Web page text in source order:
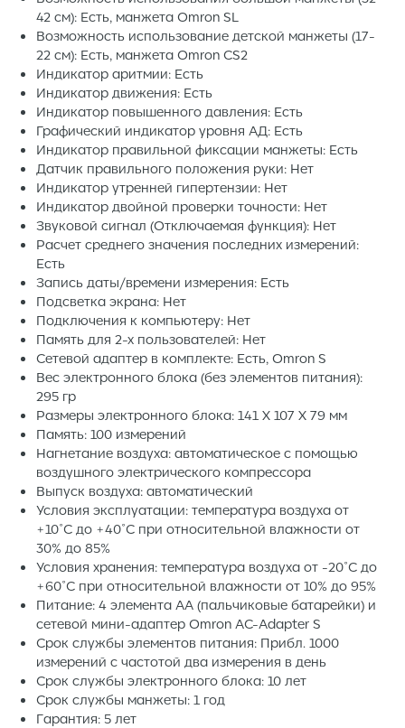
42 см): Есть, манжета Omron SL
Возможность использование детской манжеты (17-
22 см): Есть, манжета Omron CS2
Индикатор аритмии: Есть
Индикатор движения: Есть
Индикатор повышенного давления: Есть
Графический индикатор уровня АД: Есть
Индикатор правильной фиксации манжеты: Есть
Датчик правильного положения руки: Нет
Индикатор утренней гипертензии: Нет
Индикатор двойной проверки точности: Нет
Звуковой сигнал (Отключаемая функция): Нет
Расчет среднего значения последних измерений:
Есть
Запись даты/времени измерения: Есть
Подсветка экрана: Нет
Подключения к компьютеру: Нет
Память для 2-х пользователей: Нет
Сетевой адаптер в комплекте: Есть, Omron S
Вес электронного блока (без элементов питания):
295 гр
Размеры электронного блока: 141 X 107 X 79 мм
Память: 100 измерений
Нагнетание воздуха: автоматическое с помощью
воздушного электрического компрессора
Выпуск воздуха: автоматический
Условия эксплуатации: температура воздуха от
+10˚C до +40˚C при относительной влажности от
30% до 85%
Условия хранения: температура воздуха от -20˚C до
+60˚C при относительной влажности от 10% до 95%
Питание: 4 элемента AA (пальчиковые батарейки) и
сетевой мини-адаптер Omron AC-Adapter S
Срок службы элементов питания: Прибл. 1000
измерений с частотой два измерения в день
Срок службы электронного блока: 10 лет
Срок службы манжеты: 1 год
Гарантия: 5 лет